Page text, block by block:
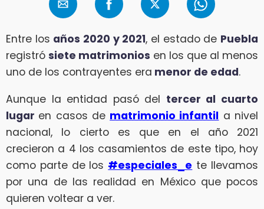
Entre los años 2020 y 2021, el estado de Puebla
registró siete matrimonios en los que al menos
uno de los contrayentes era menor de edad.
Aunque la entidad pasó del tercer al cuarto
lugar en casos de matrimonio infantil a nivel
nacional, lo cierto es que en el año 2021
crecieron a 4 los casamientos de este tipo, hoy
como parte de los #especiales_e te llevamos
por una de las realidad en México que pocos
quieren voltear a ver.